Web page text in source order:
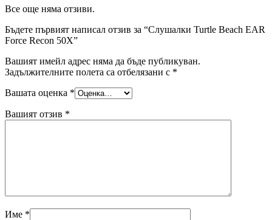
Все още няма отзиви.
Бъдете първият написал отзив за “Слушалки Turtle Beach EAR
Force Recon 50X”
Вашият имейл адрес няма да бъде публикуван.
Задължителните полета са отбелязани с *
Вашата оценка *
Вашият отзив *
Име *